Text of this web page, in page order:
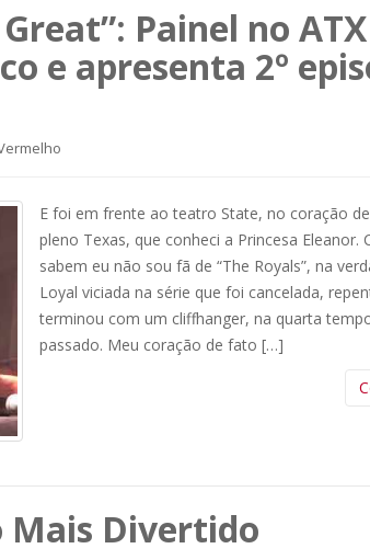
Painel no ATX
e apresenta 2º
E foi em frente ao teatro State, no coração
pleno Texas, que conheci a Princesa Eleanor.
sabem eu não sou fã de “The Royals”, na
Loyal viciada na série que foi cancelada,
terminou com um cliffhanger, na quarta
passado. Meu coração de fato […]
Mais Divertido